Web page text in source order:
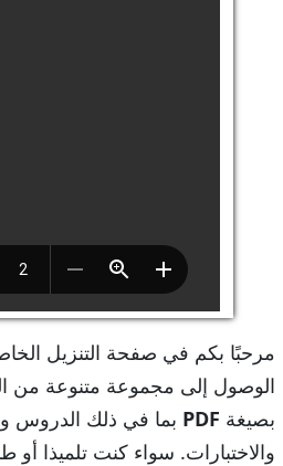
مرحبًا بكم في صفحة التنزيل
الوصول إلى مجموعة متنوعة من
بصيغة PDF بما في ذلك الدروس و
والاختبارات. سواء كنت تلميذا أو